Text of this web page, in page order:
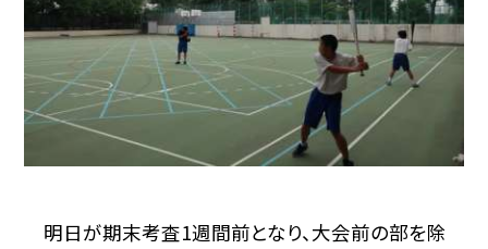
明日が期末考査1週間前となり、大会前の部を除